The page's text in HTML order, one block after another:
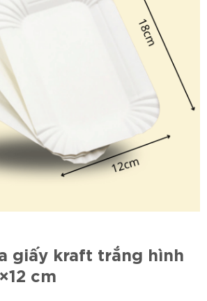
giấy kraft trắng hình
cm